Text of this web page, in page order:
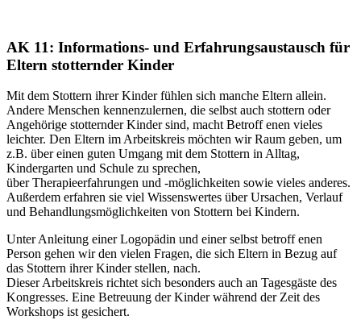
AK 11: Informations- und Erfahrungsaustausch für
Eltern stotternder Kinder
Mit dem Stottern ihrer Kinder fühlen sich manche Eltern allein.
Andere Menschen kennenzulernen, die selbst auch stottern oder
Angehörige stotternder Kinder sind, macht Betroff enen vieles
leichter. Den Eltern im Arbeitskreis möchten wir Raum geben, um
z.B. über einen guten Umgang mit dem Stottern in Alltag,
Kindergarten und Schule zu sprechen,
über Therapieerfahrungen und -möglichkeiten sowie vieles anderes.
Außerdem erfahren sie viel Wissenswertes über Ursachen, Verlauf
und Behandlungsmöglichkeiten von Stottern bei Kindern.
Unter Anleitung einer Logopädin und einer selbst betroff enen
Person gehen wir den vielen Fragen, die sich Eltern in Bezug auf
das Stottern ihrer Kinder stellen, nach.
Dieser Arbeitskreis richtet sich besonders auch an Tagesgäste des
Kongresses. Eine Betreuung der Kinder während der Zeit des
Workshops ist gesichert.